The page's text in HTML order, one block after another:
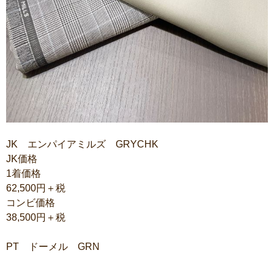
JK エンパイアミルズ GRYCHK
JK価格
1着価格
62,500円＋税
コンビ価格
38,500円＋税
PT ドーメル GRN